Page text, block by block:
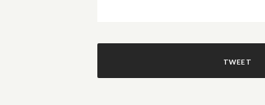
TWEET